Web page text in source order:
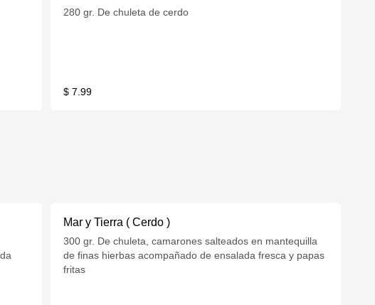
280 gr. De chuleta de cerdo
$ 7.99
Mar y Tierra ( Cerdo )
300 gr. De chuleta, camarones salteados en mantequilla
de finas hierbas acompañado de ensalada fresca y papas
fritas